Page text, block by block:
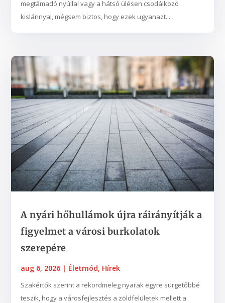
megtámadó nyúllal vagy a hátsó ülésen csodálkozó
kislánnyal, mégsem biztos, hogy ezek ugyanazt...
A nyári hőhullámok újra ráirányítják a
figyelmet a városi burkolatok
szerepére
aug 6, 2026 | Életmód, Hírek
Szakértők szerint a rekordmeleg nyarak egyre sürgetőbbé
teszik, hogy a városfejlesztés a zöldfelületek mellett a